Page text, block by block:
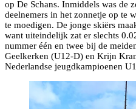
op De Schans. Inmiddels was de
deelnemers in het zonnetje op te
te moedigen. De jonge skiërs
want uiteindelijk zat er slechts
nummer één en twee bij de
Geelkerken (U12-D) en Krijn
Nederlandse jeugdkampioenen